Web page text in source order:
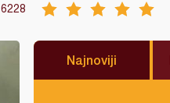
6228
Najnoviji